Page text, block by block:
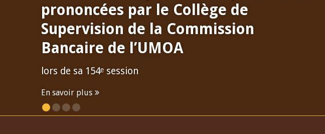
prononcées par le Collège de
Supervision de la Commission
Bancaire de l’UMOA
lors de sa 154ᵉ session
En savoir plus